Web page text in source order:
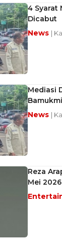
4 Syarat
Dicabut
News |
Mediasi
News |
Reza
Mei 2026